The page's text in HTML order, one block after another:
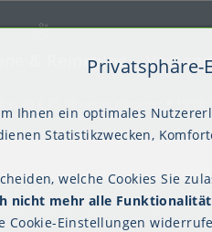
Tisch
& Reinigung
(PSA)
Palettensicherung
Einweghauben Schalen
Privatsphäre-
Ihnen ein optimales
Statistikzwecken,
welche Cookies Sie
nicht mehr alle
Cookie-Einstellungen